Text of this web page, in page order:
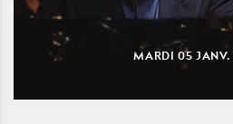
MARDI05 JANV.